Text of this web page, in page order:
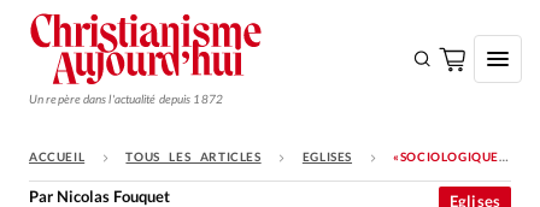
Un repère dans l'actualité depuis 1872
S'ABONNER
ACCUEIL TOUS LES ARTICLES EGLISES «SOCIOLOGIQUEMENT, LES CHRÉTIENS ONT TENDANCE À DEVENIR ÉVANGÉLIQUES»
Eglises
Par Nicolas Fouquet